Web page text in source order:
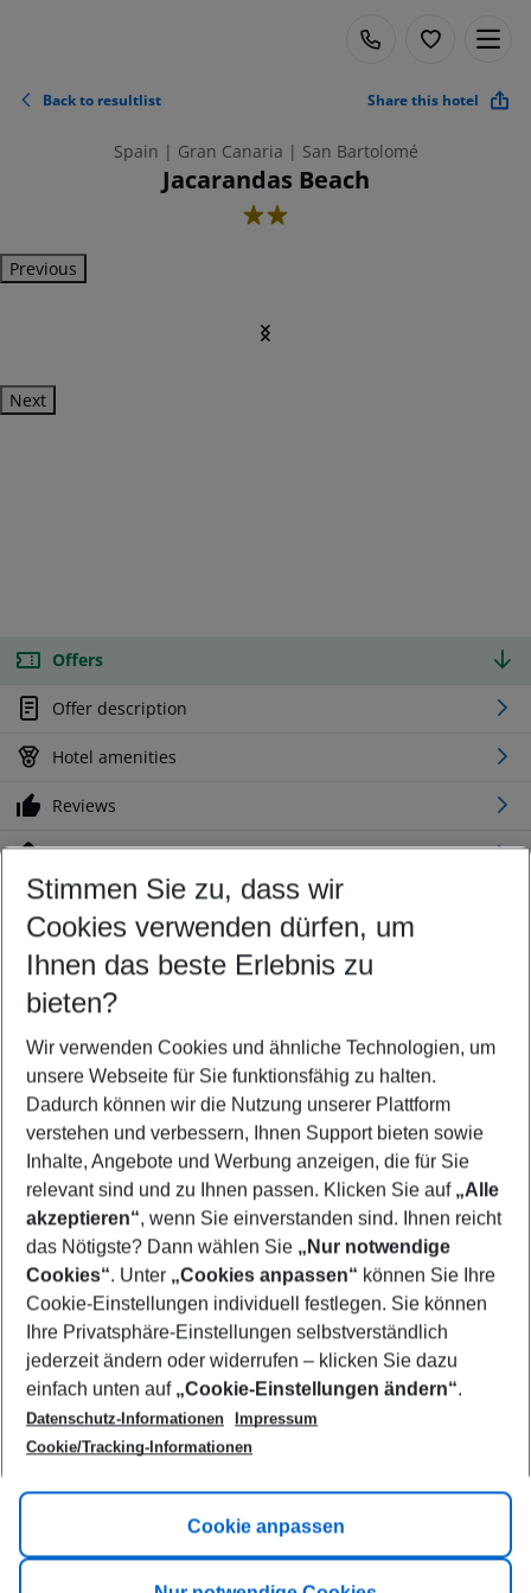
Back to resultlist Share this hotel
Spain | Gran Canaria | San Bartolomé
Jacarandas Beach
2
Previous
Next
Offers
Offer description
Hotel amenities
Reviews
Location
Customize your offer
Find the perfect deal which suits your best
Your departure airport
Any airport
Select your date range
09/08/26–07/08/27 5-8 nights
Who will travel
2 adults No children
Show more filter
Footer
Footer navigation
Title A
Link A
Stimmen Sie zu, dass wir
Cookies verwenden dürfen, um
Ihnen das beste Erlebnis zu
bieten?
Wir verwenden Cookies und ähnliche Technologien, um
unsere Webseite für Sie funktionsfähig zu halten.
Dadurch können wir die Nutzung unserer Plattform
verstehen und verbessern, Ihnen Support bieten sowie
Inhalte, Angebote und Werbung anzeigen, die für Sie
relevant sind und zu Ihnen passen. Klicken Sie auf „Alle
akzeptieren“, wenn Sie einverstanden sind. Ihnen reicht
das Nötigste? Dann wählen Sie „Nur notwendige
Cookies“. Unter „Cookies anpassen“ können Sie Ihre
Cookie-Einstellungen individuell festlegen. Sie können
Ihre Privatsphäre-Einstellungen selbstverständlich
jederzeit ändern oder widerrufen – klicken Sie dazu
einfach unten auf „Cookie-Einstellungen ändern“.
Datenschutz-Informationen
Impressum
Cookie/Tracking-Informationen
Cookie anpassen